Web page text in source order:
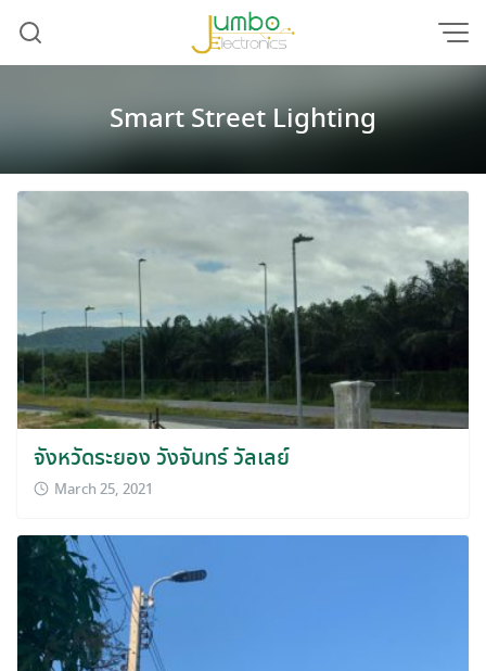
content
Smart Street Lighting
จังหวัดระยอง วังจันทร์ วัลเลย์
March 25, 2021